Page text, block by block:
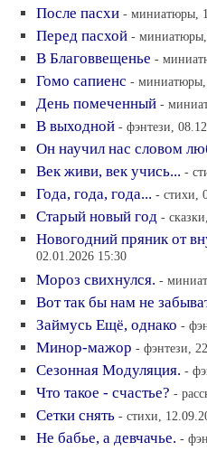
После пасхи - миниатюры,
Перед пасхой - миниатюры,
В Благоввещенье -
Гомо сапиенс - миниатюры,
День помеченный -
В выходной - фэнтези,
Он научил нас словом
Век живи, век учись... -
Года, года, года... - стихи,
Старый новый год -
Новогодний пряник от
02.01.2026 15:30
Мороз свихнулся. -
Вот так бы нам не
Займусь Ещё, однако -
Минор-мажор - фэнтези,
Сезонная Модуляция. -
Что такое - счастье? -
Сетки снять - стихи,
Не бабье, а девчачье. -